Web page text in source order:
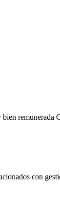
remunerada
con